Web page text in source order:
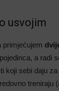
usvojim
primjećujem
a radi
koji sebi daju
treniraju